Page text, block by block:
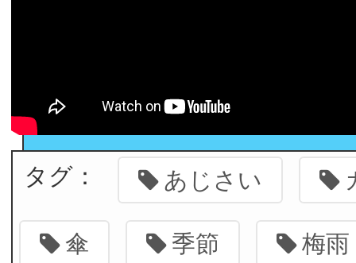
タグ： あじさい
傘 季節 梅雨